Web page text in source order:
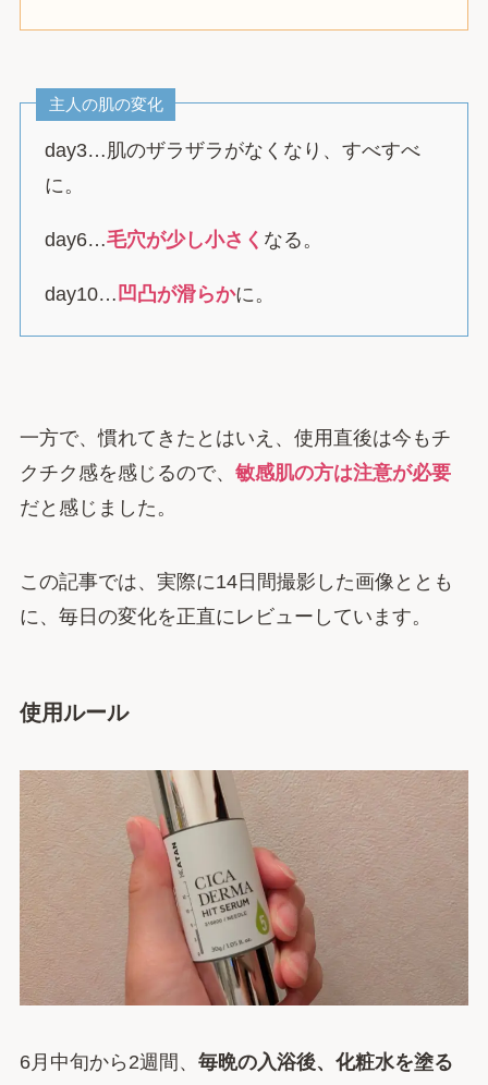
主人の肌の変化
day3…肌のザラザラがなくなり、すべすべ
に。
day6…毛穴が少し小さく なる。
day10… 凹凸が滑らかに。
一方で、慣れてきたとはいえ、使用直後は今もチ
クチク感を感じるので、 敏感肌の方は注意が必要
だと感じました。
この記事では、実際に14日間撮影した画像ととも
に、毎日の変化を正直にレビューしています。
使用ルール
6月中旬から2週間、 毎晩の入浴後、化粧水を塗る